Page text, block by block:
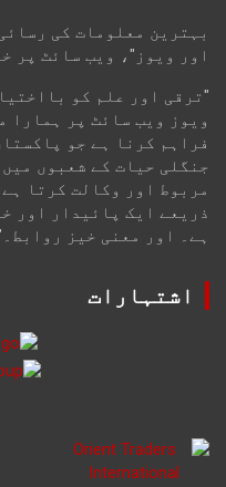
بہترین معلومات کی
اور ویوز"، ویب سائٹ پر
"ترقی اور علم کو
ویوز ویب سائٹ پر ہمارا
فراہم کرنا ہے جو
جنگلی حیات کے شعبوں
مربوط اور وکالت کرتا
ذریعے ایک پائیدار اور
ہے۔ اور معنی خیز
اشتہارات